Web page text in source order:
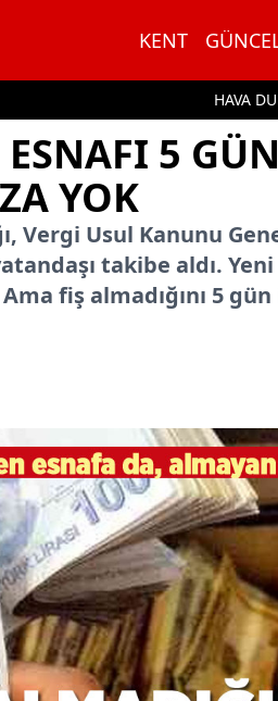
KENT
HAVA
ESNAFI 5
YOK
Vergi Usul Kanunu
takibe aldı.
fiş almadığını 5